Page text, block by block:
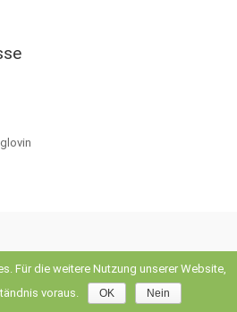
• Powered byWordPress
Für die weitere Nutzung unserer Website,
voraus.
OK Nein